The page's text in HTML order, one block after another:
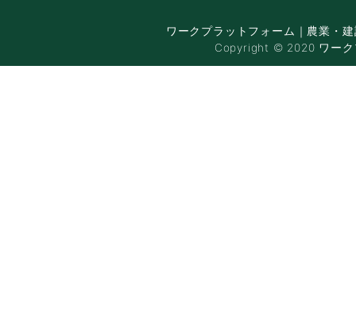
ワークプラットフォーム｜農業・
Copyright © 2020 ワーク